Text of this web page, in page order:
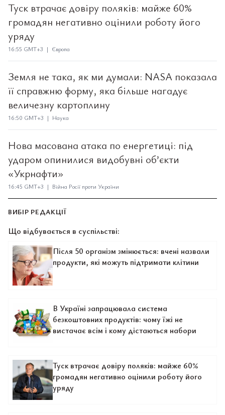
Туск втрачає довіру поляків: майже 60%
громадян негативно оцінили роботу його
уряду
16:55 GMT+3 | Європа
Земля не така, як ми думали: NASA показала
її справжню форму, яка більше нагадує
величезну картоплину
16:50 GMT+3 | Наука
Нова масована атака по енергетиці: під
ударом опинилися видобувні об’єкти
«Укрнафти»
16:45 GMT+3 | Війна Росії проти України
ВИБІР РЕДАКЦІЇ
Що відбувається в суспільстві:
Після 50 організм змінюється: вчені назвали
продукти, які можуть підтримати клітини
В Україні запрацювала система
безкоштовних продуктів: чому їжі не
вистачає всім і кому дістаються набори
Туск втрачає довіру поляків: майже 60%
громадян негативно оцінили роботу його
уряду